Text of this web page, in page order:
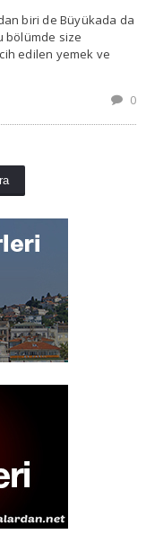
biri de Büyükada da
bölümde size
edilen yemek ve
0